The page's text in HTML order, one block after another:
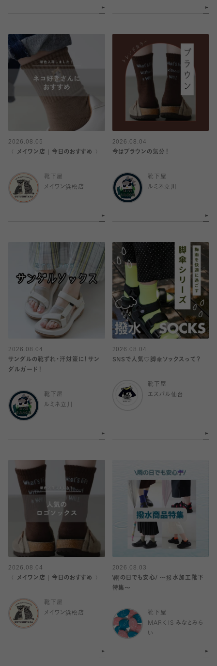
2026.08.05
〈 メイワン店｜今日のおすすめ 〉
靴下屋
メイワン浜松店
2026.08.04
今はブラウンの気分！
靴下屋
ルミネ立川
2026.08.04
サンダルの靴ずれ・汗対策に！サン
ダルガード！
靴下屋
ルミネ立川
2026.08.04
SNSで人気♡脚傘ソックスって？
靴下屋
エスパル仙台
2026.08.04
〈 メイワン店｜今日のおすすめ 〉
靴下屋
メイワン浜松店
2026.08.03
\雨の日でも安心/ 〜撥水加工靴下
特集〜
靴下屋
MARK IS みなとみら
い